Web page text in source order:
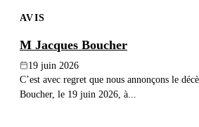
AVIS
M Jacques Boucher
19 juin 2026
C’est avec regret que nous annonçons le
Boucher, le 19 juin 2026, à...